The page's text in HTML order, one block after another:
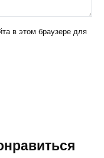
в этом браузере для